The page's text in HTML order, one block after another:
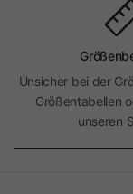
Unsicher bei der
Größentabellen
unseren